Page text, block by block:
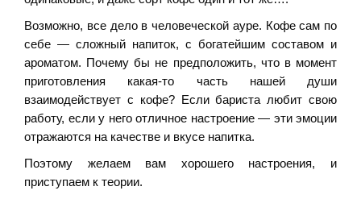
Возможно, все дело в человеческой ауре. Кофе сам по
себе — сложный напиток, с богатейшим составом и
ароматом. Почему бы не предположить, что в момент
приготовления какая-то часть нашей души
взаимодействует с кофе? Если бариста любит свою
работу, если у него отличное настроение — эти эмоции
отражаются на качестве и вкусе напитка.
Поэтому желаем вам хорошего настроения, и
приступаем к теории.